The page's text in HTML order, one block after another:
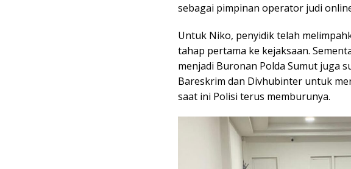
sebagai pimpinan operator judi
Untuk Niko, penyidik telah
tahap pertama ke kejaksaan.
menjadi Buronan Polda Sumut juga
Bareskrim dan Divhubinter untuk
saat ini Polisi terus memburunya.